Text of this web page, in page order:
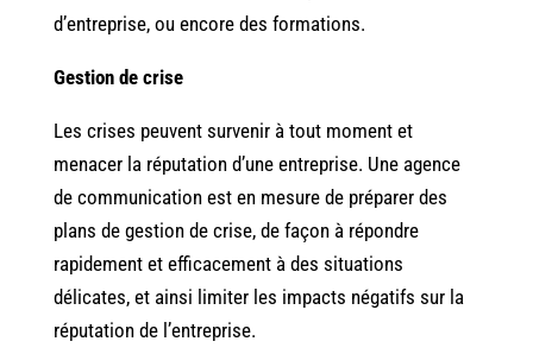
d’entreprise, ou encore des formations.
Gestion de crise
Les crises peuvent survenir à tout moment et
menacer la réputation d’une entreprise. Une agence
de communication est en mesure de préparer des
plans de gestion de crise, de façon à répondre
rapidement et efficacement à des situations
délicates, et ainsi limiter les impacts négatifs sur la
réputation de l’entreprise.